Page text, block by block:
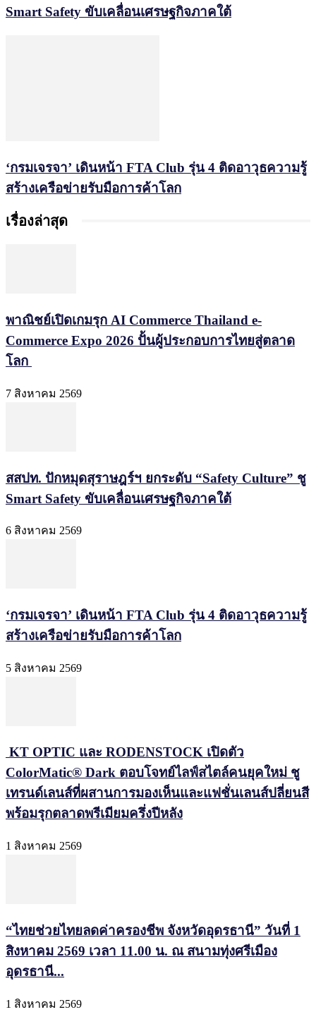
Smart Safety ขับเคลื่อนเศรษฐกิจภาคใต้
‘กรมเจรจา’ เดินหน้า FTA Club รุ่น 4 ติดอาวุธความรู้
สร้างเครือข่ายรับมือการค้าโลก
เรื่องล่าสุด
พาณิชย์เปิดเกมรุก AI Commerce Thailand e-
Commerce Expo 2026 ปั้นผู้ประกอบการไทยสู่ตลาด
โลก
7 สิงหาคม 2569
สสปท. ปักหมุดสุราษฎร์ฯ ยกระดับ “Safety Culture” ชู
Smart Safety ขับเคลื่อนเศรษฐกิจภาคใต้
6 สิงหาคม 2569
‘กรมเจรจา’ เดินหน้า FTA Club รุ่น 4 ติดอาวุธความรู้
สร้างเครือข่ายรับมือการค้าโลก
5 สิงหาคม 2569
KT OPTIC และ RODENSTOCK เปิดตัว
ColorMatic® Dark ตอบโจทย์ไลฟ์สไตล์คนยุคใหม่ ชู
เทรนด์เลนส์ที่ผสานการมองเห็นและแฟชั่นเลนส์ปลี่ยนสี
พร้อมรุกตลาดพรีเมียมครึ่งปีหลัง
1 สิงหาคม 2569
“ไทยช่วยไทยลดค่าครองชีพ จังหวัดอุดรธานี” วันที่ 1
สิงหาคม 2569 เวลา 11.00 น. ณ สนามทุ่งศรีเมือง
อุดรธานี...
1 สิงหาคม 2569